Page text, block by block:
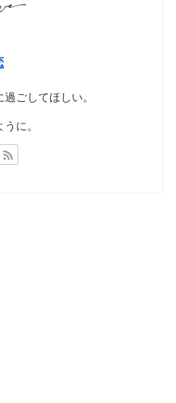
ごしてほしい。
に。